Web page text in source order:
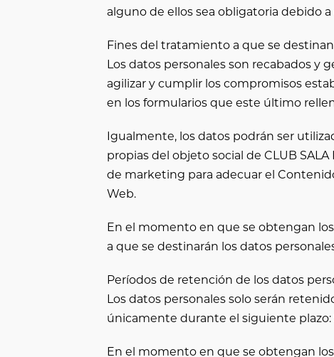
alguno de ellos sea obligatoria debido
Fines del tratamiento a que se
Los datos personales son recabados y
agilizar y cumplir los compromisos
en los formularios que este último
Igualmente, los datos podrán ser
propias del objeto social de CLUB SALA
de marketing para adecuar el
Web.
En el momento en que se obtengan
a que se destinarán los datos
Períodos de retención de los datos
Los datos personales solo serán
únicamente durante el siguiente plazo:
En el momento en que se obtengan